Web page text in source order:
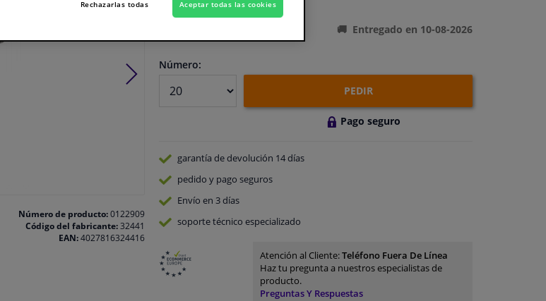
Número de producto:0122909
Código del fabricante:32441
EAN:4027816324416
En stock
Entregado en 10-08-2026
Número:
PEDIR
Pago seguro
garantía de devolución 14 días
pedido y pago seguros
Envío en 3 días
soporte técnico especializado
Atención al Cliente:Teléfono Fuera De Línea
Haz tu pregunta a nuestros especialistas de
producto.
Preguntas Y Respuestas
Rechazarlas todas Aceptar todas las cookies